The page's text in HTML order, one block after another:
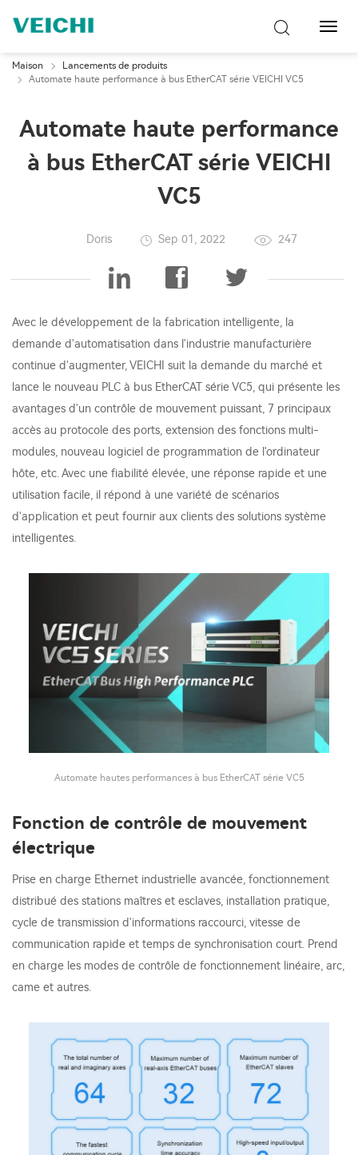
Maison
Lancements de produits
Automate haute performance à bus EtherCAT série VEICHI VC5
Automate haute performance
à bus EtherCAT série VEICHI
VC5
Doris Sep 01, 2022 247
Avec le développement de la fabrication intelligente, la
demande d'automatisation dans l'industrie manufacturière
continue d'augmenter, VEICHI suit la demande du marché et
lance le nouveau PLC à bus EtherCAT série VC5, qui présente les
avantages d'un contrôle de mouvement puissant, 7 principaux
accès au protocole des ports, extension des fonctions multi-
modules, nouveau logiciel de programmation de l'ordinateur
hôte, etc. Avec une fiabilité élevée, une réponse rapide et une
utilisation facile, il répond à une variété de scénarios
d'application et peut fournir aux clients des solutions système
intelligentes.
Automate hautes performances à bus EtherCAT série VC5
Fonction de contrôle de mouvement
électrique
Prise en charge Ethernet industrielle avancée, fonctionnement
distribué des stations maîtres et esclaves, installation pratique,
cycle de transmission d'informations raccourci, vitesse de
communication rapide et temps de synchronisation court. Prend
en charge les modes de contrôle de fonctionnement linéaire, arc,
came et autres.